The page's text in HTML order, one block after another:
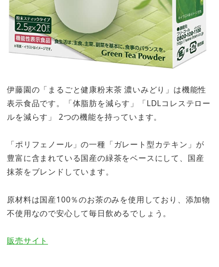
伊藤園の「まるごと健康粉末茶 濃いみどり」は機能性
表示食品です。「体脂肪を減らす」「LDLコレステロー
ルを減らす」 2つの機能を持っています。
「ポリフェノール」の一種「ガレート型カテキン」が
豊富に含まれている国産の緑茶をベースにして、国産
抹茶をブレンドしています。
原材料は国産100％のお茶のみを使用しており、添加物
不使用なので安心して毎日飲めるでしょう。
販売サイト